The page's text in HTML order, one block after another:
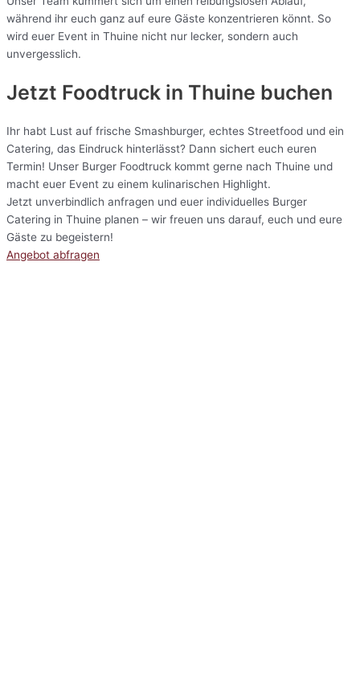
während ihr euch ganz auf eure Gäste konzentrieren könnt. So
wird euer Event in Thuine nicht nur lecker, sondern auch
unvergesslich.
Jetzt Foodtruck in Thuine buchen
Ihr habt Lust auf frische Smashburger, echtes Streetfood und ein
Catering, das Eindruck hinterlässt? Dann sichert euch euren
Termin! Unser Burger Foodtruck kommt gerne nach Thuine und
macht euer Event zu einem kulinarischen Highlight.
Jetzt unverbindlich anfragen und euer individuelles Burger
Catering in Thuine planen – wir freuen uns darauf, euch und eure
Gäste zu begeistern!
Angebot abfragen